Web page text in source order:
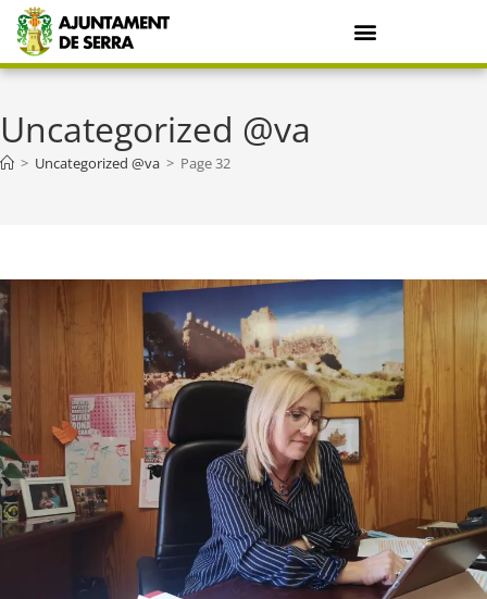
Uncategorized @va
> Uncategorized @va > Page 32